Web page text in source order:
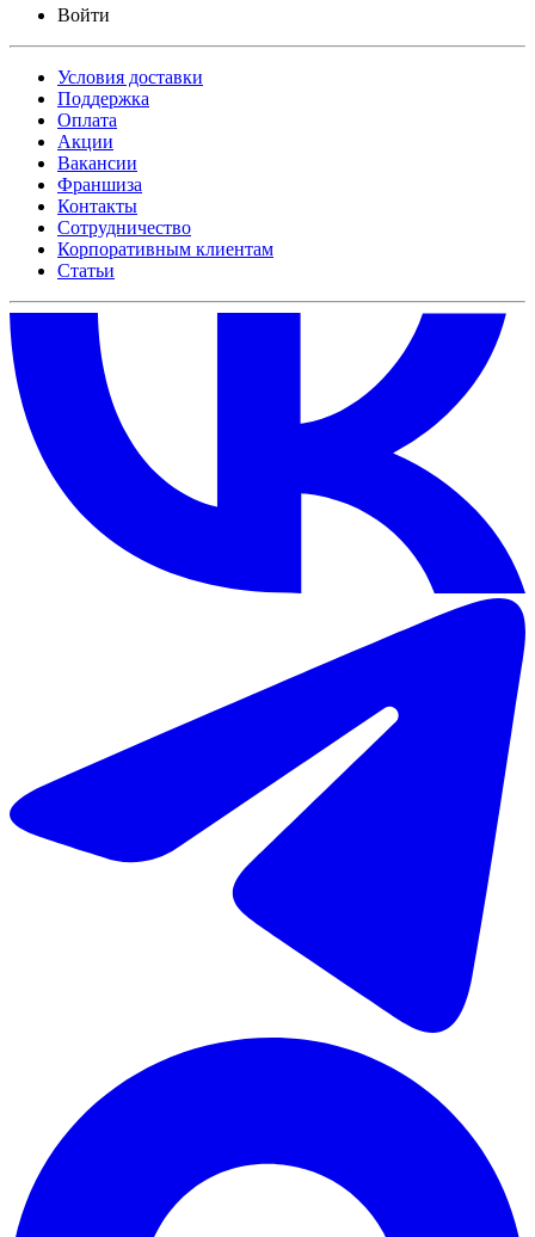
Войти
Условия доставки
Поддержка
Оплата
Акции
Вакансии
Франшиза
Контакты
Сотрудничество
Корпоративным клиентам
Статьи